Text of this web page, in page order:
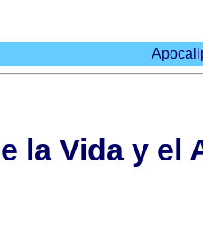
la Vida y el